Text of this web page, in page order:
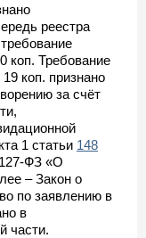
реестра
коп. Требование
коп. признано
за счёт
1 статьи 148
ФЗ «О
– Закон о
по заявлению в
в
части.